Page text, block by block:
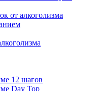
от алкоголизма
12 шагов
Day Top